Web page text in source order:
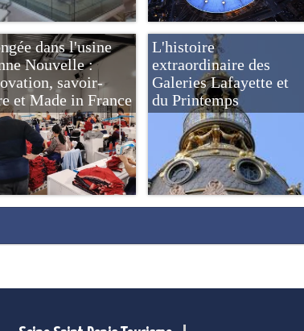
dans l'usine
Nouvelle :
savoir-
et Made in France
L'histoire
extraordinaire des
Galeries Lafayette et
du Printemps